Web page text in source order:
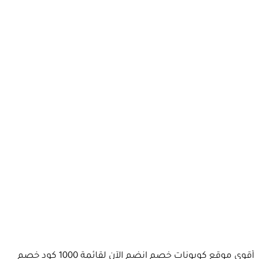
أقوى موقع كوبونات خصم انضم الآن لقائمة 1000 كود خصم